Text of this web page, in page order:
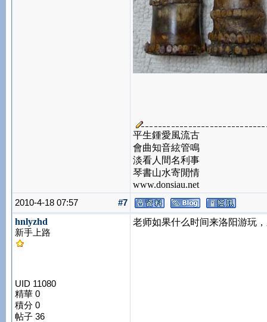
平生鍾愛風流古
會曲知音絃管鳴
淡看人間名利事
琴書山水寄閒情
www.donsiau.net
2010-4-18 07:57
#7
hnlyzhd
新手上路
UID 11080
精華 0
積分 0
帖子 36
老师如果什么时间来洛阳游玩